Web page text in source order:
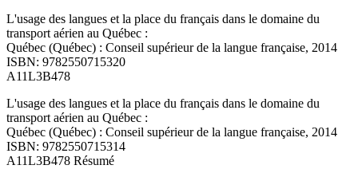
L'usage des langues et la place du français dans le domaine du
transport aérien au Québec :
Québec (Québec) : Conseil supérieur de la langue française, 2014
ISBN: 9782550715320
A11L3B478
L'usage des langues et la place du français dans le domaine du
transport aérien au Québec :
Québec (Québec) : Conseil supérieur de la langue française, 2014
ISBN: 9782550715314
A11L3B478 Résumé